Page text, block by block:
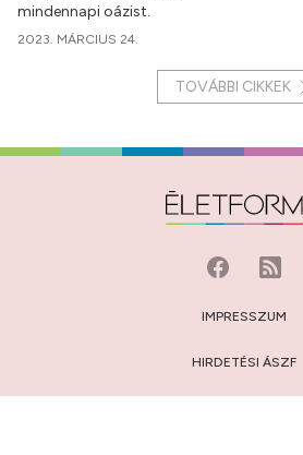
mindennapi oázist.
2023. MÁRCIUS 24.
TOVÁBBI CIKKEK
IMPRESSZUM
HIRDETÉSI ÁSZF